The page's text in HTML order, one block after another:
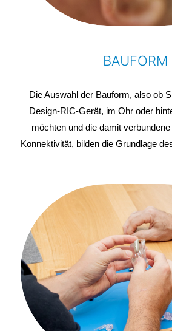
BAUFORM
Die Auswahl der Bauform, also ob
Design-RIC-Gerät, im Ohr oder
möchten und die damit
Konnektivität, bilden die Grundlage